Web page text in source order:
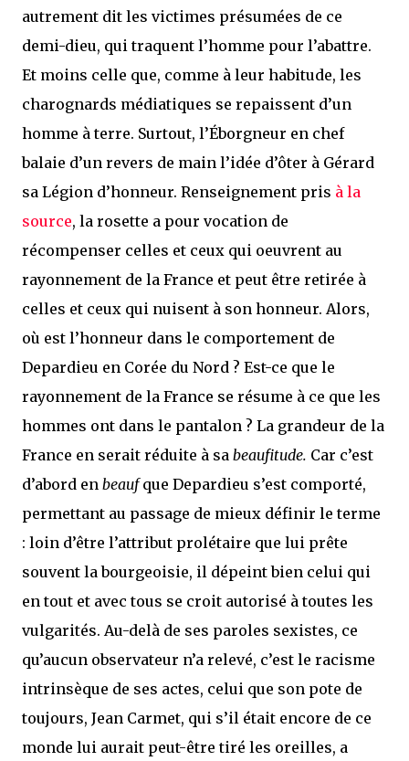
autrement dit les victimes présumées de ce
demi-dieu, qui traquent l’homme pour l’abattre.
Et moins celle que, comme à leur habitude, les
charognards médiatiques se repaissent d’un
homme à terre. Surtout, l’Éborgneur en chef
balaie d’un revers de main l’idée d’ôter à Gérard
sa Légion d’honneur. Renseignement pris à la
source, la rosette a pour vocation de
récompenser celles et ceux qui oeuvrent au
rayonnement de la France et peut être retirée à
celles et ceux qui nuisent à son honneur. Alors,
où est l’honneur dans le comportement de
Depardieu en Corée du Nord ? Est-ce que le
rayonnement de la France se résume à ce que les
hommes ont dans le pantalon ? La grandeur de la
France en serait réduite à sa beaufitude. Car c’est
d’abord en beaufque Depardieu s’est comporté,
permettant au passage de mieux définir le terme
: loin d’être l’attribut prolétaire que lui prête
souvent la bourgeoisie, il dépeint bien celui qui
en tout et avec tous se croit autorisé à toutes les
vulgarités. Au-delà de ses paroles sexistes, ce
qu’aucun observateur n’a relevé, c’est le racisme
intrinsèque de ses actes, celui que son pote de
toujours, Jean Carmet, qui s’il était encore de ce
monde lui aurait peut-être tiré les oreilles, a